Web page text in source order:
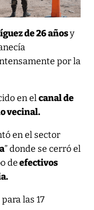
de 26 añosy
por la
en elcanal de
vecinal.
en el sector
” donde se cerró el
deefectivos
las 17